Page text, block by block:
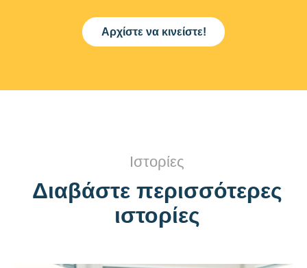
Αρχίστε να κινείστε!
Ιστορίες
Διαβάστε περισσότερες
ιστορίες